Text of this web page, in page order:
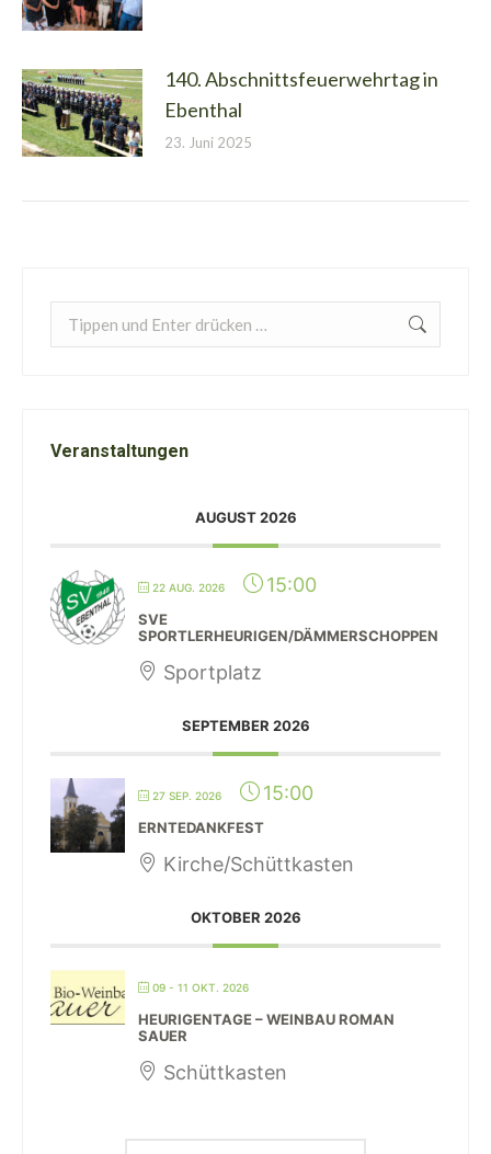
140. Abschnittsfeuerwehrtag in
Ebenthal
23. Juni 2025
Search:
Veranstaltungen
AUGUST 2026
22 AUG. 2026 15:00
SVE
SPORTLERHEURIGEN/DÄMMERSCHOPPEN
Sportplatz
SEPTEMBER 2026
27 SEP. 2026 15:00
ERNTEDANKFEST
Kirche/Schüttkasten
OKTOBER 2026
09 - 11 OKT. 2026
HEURIGENTAGE – WEINBAU ROMAN
SAUER
Schüttkasten